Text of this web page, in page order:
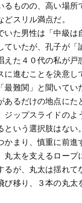
るものの、高い場所
スリル満点だ。
た男性は「中級は
ていたが、孔子が「
えた４０代の私が戸
に進むことを決意し
最難関」と聞いてい
るだけの地点にた
ップスライドのよ
という選択肢はない
かまり、慎重に前進
丸太を支えるロープ
るが、丸太は揺れて
び移り、３本の丸太